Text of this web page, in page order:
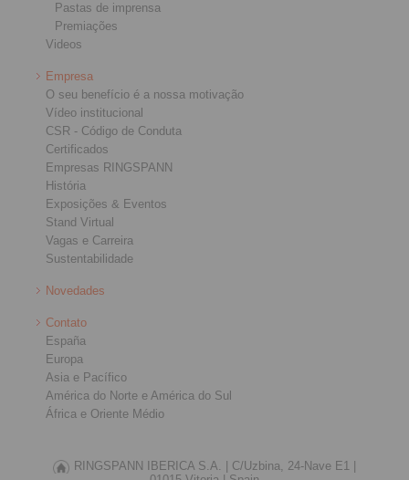
Pastas de imprensa
Premiações
Videos
Empresa
O seu benefício é a nossa motivação
Vídeo institucional
CSR - Código de Conduta
Certificados
Empresas RINGSPANN
História
Exposições & Eventos
Stand Virtual
Vagas e Carreira
Sustentabilidade
Novedades
Contato
España
Europa
Asia e Pacífico
América do Norte e América do Sul
África e Oriente Médio
RINGSPANN IBERICA S.A. |
C/Uzbina, 24-Nave E1 |